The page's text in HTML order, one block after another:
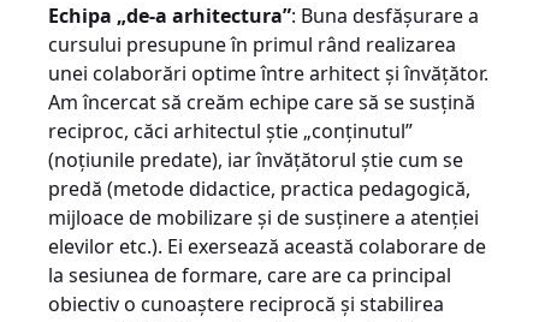
Echipa „de-a arhitectura”: Buna desfăşurare a
cursului presupune în primul rând realizarea
unei colaborări optime între arhitect şi învăţător.
Am încercat să creăm echipe care să se susţină
reciproc, căci arhitectul ştie „conţinutul”
(noţiunile predate), iar învăţătorul ştie cum se
predă (metode didactice, practica pedagogică,
mijloace de mobilizare şi de susţinere a atenţiei
elevilor etc.). Ei exersează această colaborare de
la sesiunea de formare, care are ca principal
obiectiv o cunoaştere reciprocă şi stabilirea